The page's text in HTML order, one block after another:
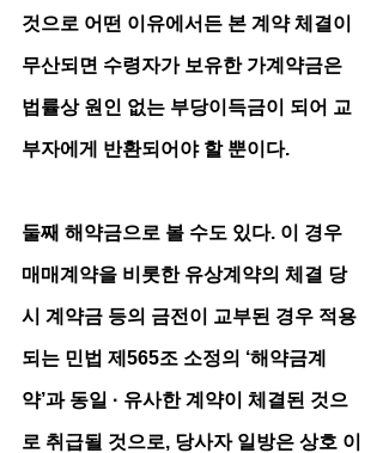
것으로 어떤 이유에서든 본 계약 체결이
무산되면 수령자가 보유한 가계약금은
법률상 원인 없는 부당이득금이 되어 교
부자에게 반환되어야 할 뿐이다.
둘째 해약금으로 볼 수도 있다. 이 경우
매매계약을 비롯한 유상계약의 체결 당
시 계약금 등의 금전이 교부된 경우 적용
되는 민법 제565조 소정의 ‘해약금계
약’과 동일 · 유사한 계약이 체결된 것으
로 취급될 것으로, 당사자 일방은 상호 이